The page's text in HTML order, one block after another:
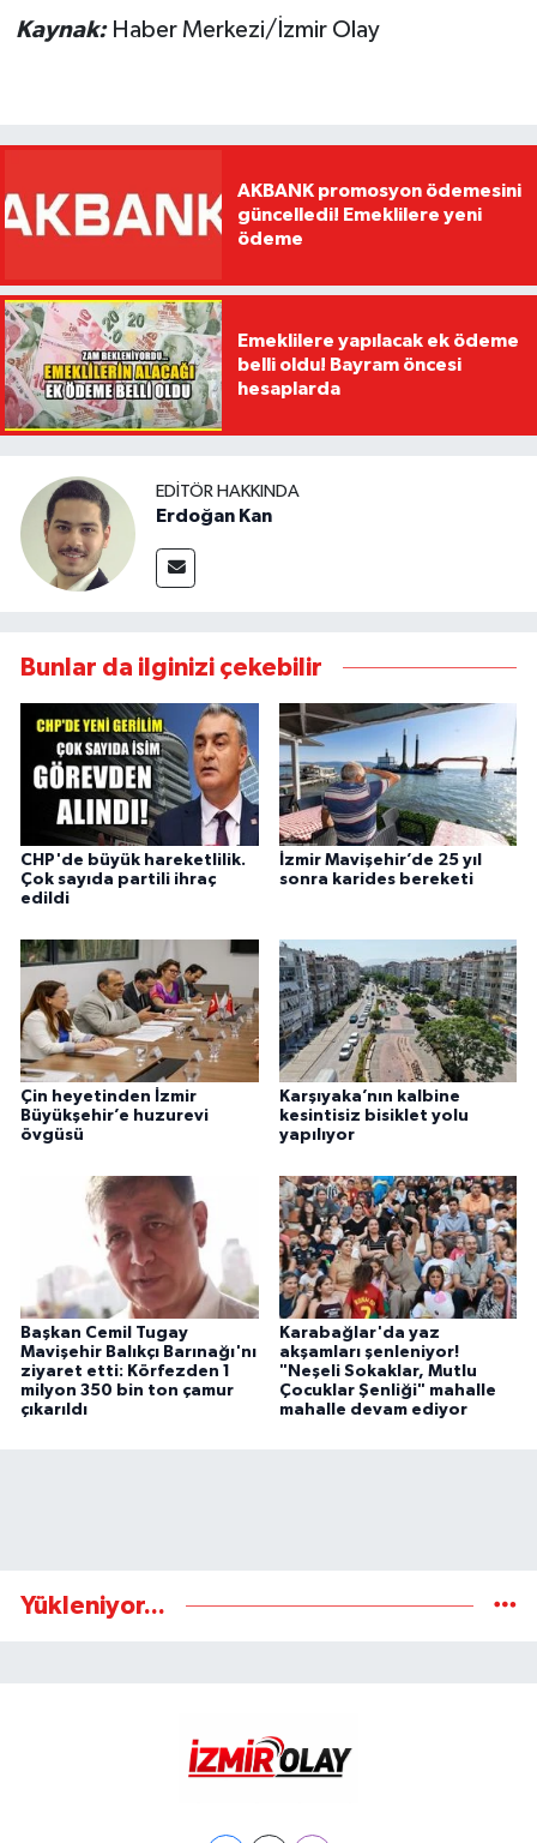
Kaynak:Haber Merkezi/İzmir Olay
AKBANK promosyon ödemesini
güncelledi! Emeklilere yeni
ödeme
Emeklilere yapılacak ek ödeme
belli oldu! Bayram öncesi
hesaplarda
EDITÖR HAKKINDA
Erdoğan Kan
Bunlar da ilginizi çekebilir
CHP'de büyük hareketlilik.
Çok sayıda partili ihraç
edildi
İzmir Mavişehir’de 25 yıl
sonra karides bereketi
Çin heyetinden İzmir
Büyükşehir’e huzurevi
övgüsü
Karşıyaka’nın kalbine
kesintisiz bisiklet yolu
yapılıyor
Başkan Cemil Tugay
Mavişehir Balıkçı Barınağı'nı
ziyaret etti: Körfezden 1
milyon 350 bin ton çamur
çıkarıldı
Karabağlar'da yaz
akşamları şenleniyor!
"Neşeli Sokaklar, Mutlu
Çocuklar Şenliği" mahalle
mahalle devam ediyor
Yükleniyor...